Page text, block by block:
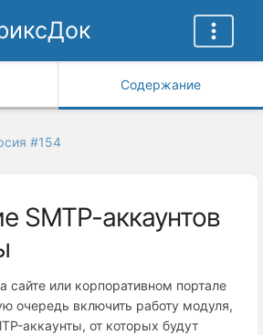
Содержание
#154
SMTP-аккаунтов
сайте или корпоративном портале
очередь включить работу модуля,
аккаунты, от которых будут